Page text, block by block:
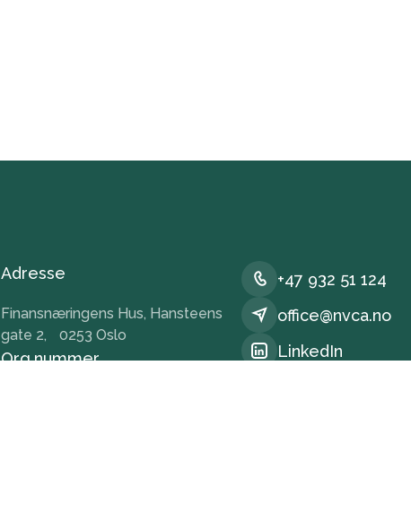
Adresse
Finansnæringens Hus, Hansteens
gate 2, 0253 Oslo
Org.nummer
+47 932 51 124
office@nvca.no
LinkedIn